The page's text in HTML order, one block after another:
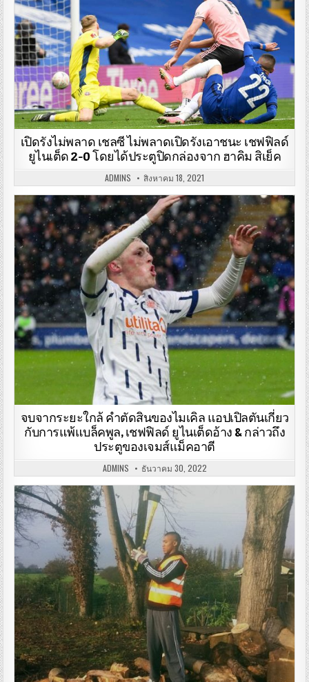
เปิดรังไม่พลาด เชลซี ไม่พลาดเปิดรังเอาชนะ เชฟฟิลด์
ยูไนเต็ด 2-0 โดยได้ประตูปิดกล่องจาก ฮาคิม สิเย็ค
ADMINS สิงหาคม 18, 2021
จบจากระยะใกล้ คําตัดสินของไมเคิล แอปเปิลตันเกี่ยว
กับการแพ้แบล็คพูล, เชฟฟิลด์ ยูไนเต็ดอ้าง & กล่าวถึง
ประตูของเจมส์แม็คอาตี
ADMINS ธันวาคม 30, 2022